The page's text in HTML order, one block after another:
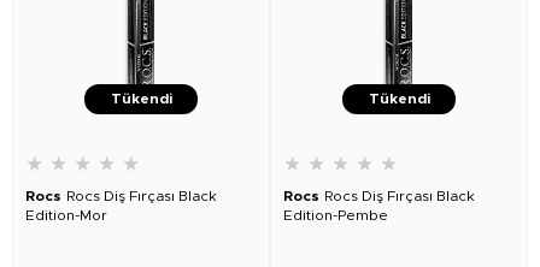
Tükendi
★ ★ ★ ★ ★
Rocs Rocs Diş Fırçası Black
Edition-Mor
Tükendi
★ ★ ★ ★ ★
Rocs Rocs Diş Fırçası Black
Edition-Pembe